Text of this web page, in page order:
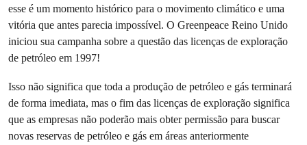
esse é um momento histórico para o movimento climático e uma
vitória que antes parecia impossível. O Greenpeace Reino Unido
iniciou sua campanha sobre a questão das licenças de exploração
de petróleo em 1997!
Isso não significa que toda a produção de petróleo e gás terminará
de forma imediata, mas o fim das licenças de exploração significa
que as empresas não poderão mais obter permissão para buscar
novas reservas de petróleo e gás em áreas anteriormente